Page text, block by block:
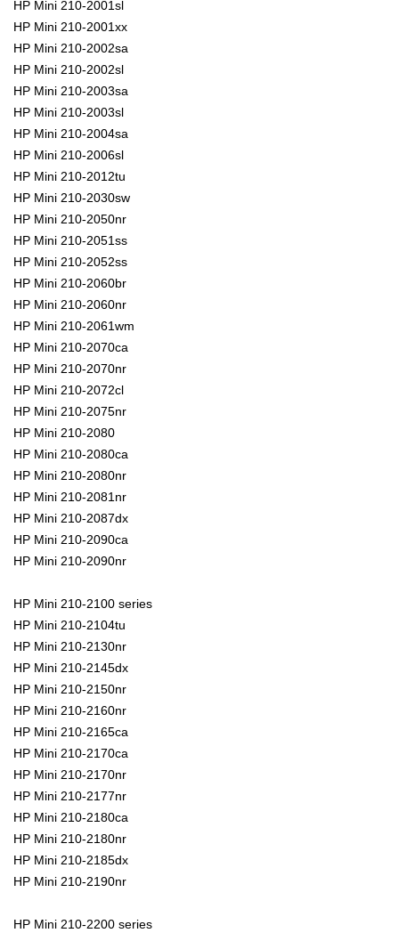
HP Mini 210-2001sl
HP Mini 210-2001xx
HP Mini 210-2002sa
HP Mini 210-2002sl
HP Mini 210-2003sa
HP Mini 210-2003sl
HP Mini 210-2004sa
HP Mini 210-2006sl
HP Mini 210-2012tu
HP Mini 210-2030sw
HP Mini 210-2050nr
HP Mini 210-2051ss
HP Mini 210-2052ss
HP Mini 210-2060br
HP Mini 210-2060nr
HP Mini 210-2061wm
HP Mini 210-2070ca
HP Mini 210-2070nr
HP Mini 210-2072cl
HP Mini 210-2075nr
HP Mini 210-2080
HP Mini 210-2080ca
HP Mini 210-2080nr
HP Mini 210-2081nr
HP Mini 210-2087dx
HP Mini 210-2090ca
HP Mini 210-2090nr
HP Mini 210-2100 series
HP Mini 210-2104tu
HP Mini 210-2130nr
HP Mini 210-2145dx
HP Mini 210-2150nr
HP Mini 210-2160nr
HP Mini 210-2165ca
HP Mini 210-2170ca
HP Mini 210-2170nr
HP Mini 210-2177nr
HP Mini 210-2180ca
HP Mini 210-2180nr
HP Mini 210-2185dx
HP Mini 210-2190nr
HP Mini 210-2200 series